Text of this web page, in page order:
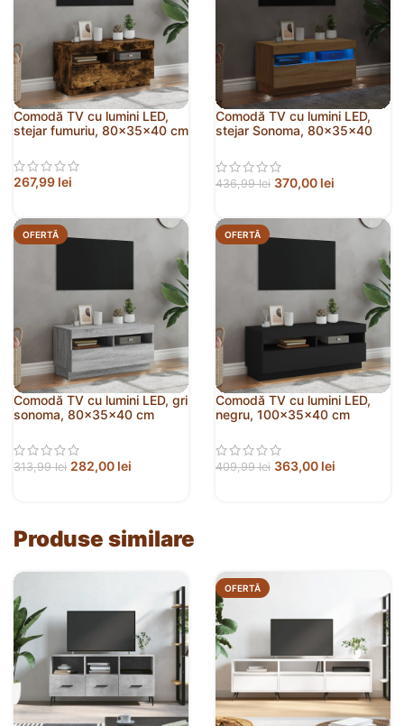
Comodă TV cu lumini LED,
stejar fumuriu, 80x35x40 cm
267,99 lei
Comodă TV cu lumini LED,
stejar Sonoma, 80x35x40
436,99lei 370,00 lei
OFERTĂ
Comodă TV cu lumini LED, gri
sonoma, 80x35x40 cm
313,99lei 282,00 lei
OFERTĂ
Comodă TV cu lumini LED,
negru, 100x35x40 cm
409,99lei 363,00 lei
Produse similare
OFERTĂ